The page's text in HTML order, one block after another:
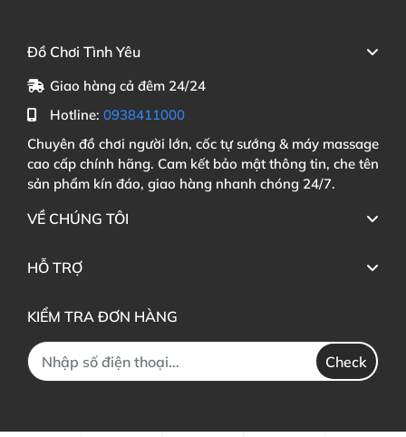
Đồ Chơi Tình Yêu
Giao hàng cả đêm 24/24
Hotline: 0938411000
Chuyên đồ chơi người lớn, cốc tự sướng & máy massage
cao cấp chính hãng. Cam kết bảo mật thông tin, che tên
sản phẩm kín đáo, giao hàng nhanh chóng 24/7.
VỀ CHÚNG TÔI
HỖ TRỢ
KIỂM TRA ĐƠN HÀNG
Check